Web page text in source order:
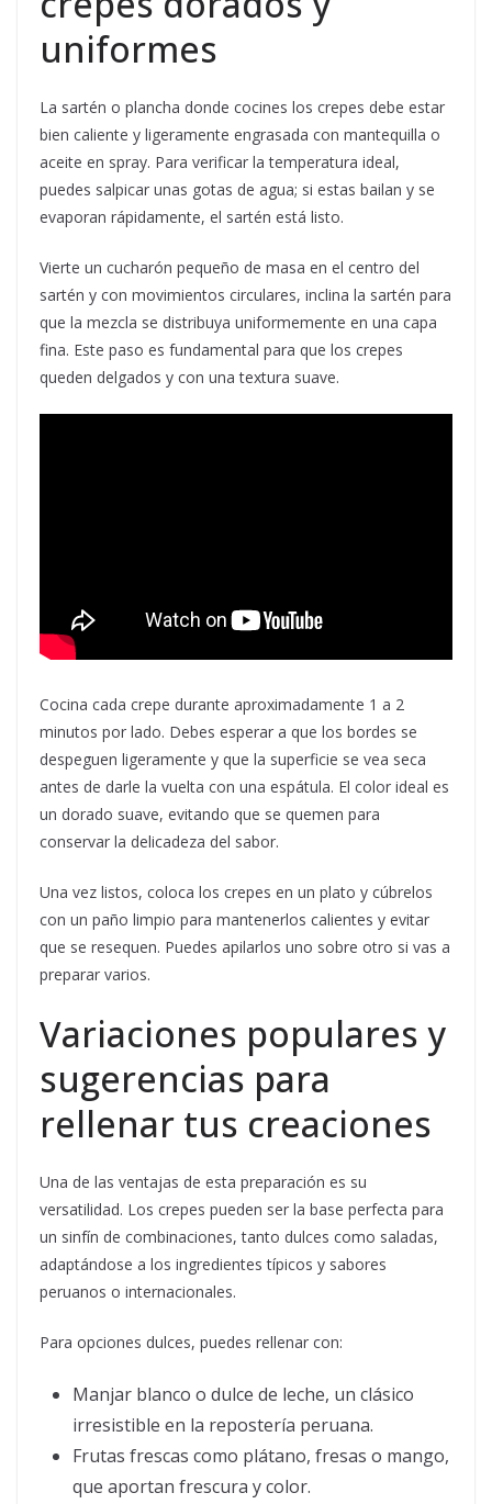
uniformes
La sartén o plancha donde cocines los crepes debe estar
bien caliente y ligeramente engrasada con mantequilla o
aceite en spray. Para verificar la temperatura ideal,
puedes salpicar unas gotas de agua; si estas bailan y se
evaporan rápidamente, el sartén está listo.
Vierte un cucharón pequeño de masa en el centro del
sartén y con movimientos circulares, inclina la sartén para
que la mezcla se distribuya uniformemente en una capa
fina. Este paso es fundamental para que los crepes
queden delgados y con una textura suave.
Cocina cada crepe durante aproximadamente 1 a 2
minutos por lado. Debes esperar a que los bordes se
despeguen ligeramente y que la superficie se vea seca
antes de darle la vuelta con una espátula. El color ideal es
un dorado suave, evitando que se quemen para
conservar la delicadeza del sabor.
Una vez listos, coloca los crepes en un plato y cúbrelos
con un paño limpio para mantenerlos calientes y evitar
que se resequen. Puedes apilarlos uno sobre otro si vas a
preparar varios.
Variaciones populares y
sugerencias para
rellenar tus creaciones
Una de las ventajas de esta preparación es su
versatilidad. Los crepes pueden ser la base perfecta para
un sinfín de combinaciones, tanto dulces como saladas,
adaptándose a los ingredientes típicos y sabores
peruanos o internacionales.
Para opciones dulces, puedes rellenar con:
Manjar blanco o dulce de leche, un clásico
irresistible en la repostería peruana.
Frutas frescas como plátano, fresas o mango,
que aportan frescura y color.